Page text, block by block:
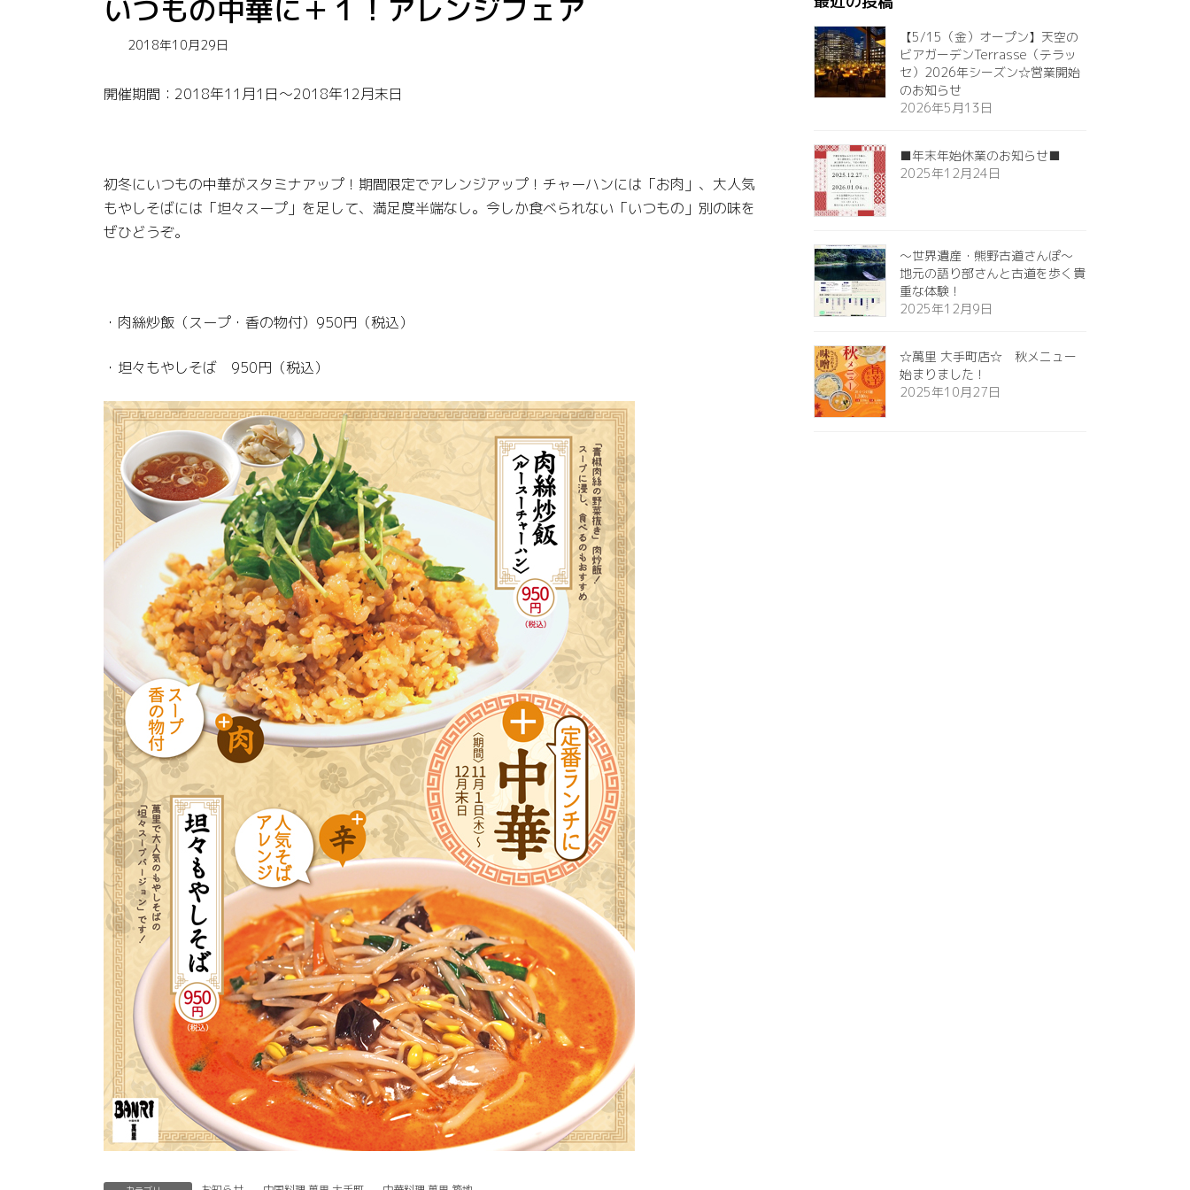
いつもの中華に＋１！アレンジフェア
2018年10月29日
開催期間：2018年11月1日～2018年12月末日
初冬にいつもの中華がスタミナアップ！期間限定でアレンジアップ！チャーハンには「お肉」、大人気
もやしそばには「坦々スープ」を足して、満足度半端なし。今しか食べられない「いつもの」別の味を
ぜひどうぞ。
・肉絲炒飯（スープ・香の物付）950円（税込）
・坦々もやしそば 950円（税込）
【5/15（金）オープン】天空の
ビアガーデンTerrasse（テラッ
セ）2026年シーズン☆営業開始
のお知らせ
2026年5月13日
■年末年始休業のお知らせ■
2025年12月24日
～世界遺産・熊野古道さんぽ～
地元の語り部さんと古道を歩く貴
重な体験！
2025年12月9日
☆萬里 大手町店☆ 秋メニュー
始まりました！
2025年10月27日